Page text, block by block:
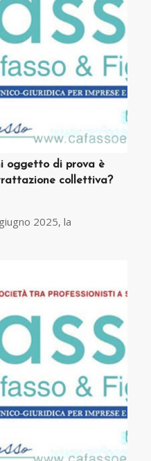
oggetto di prova è
collettiva?
2025, la